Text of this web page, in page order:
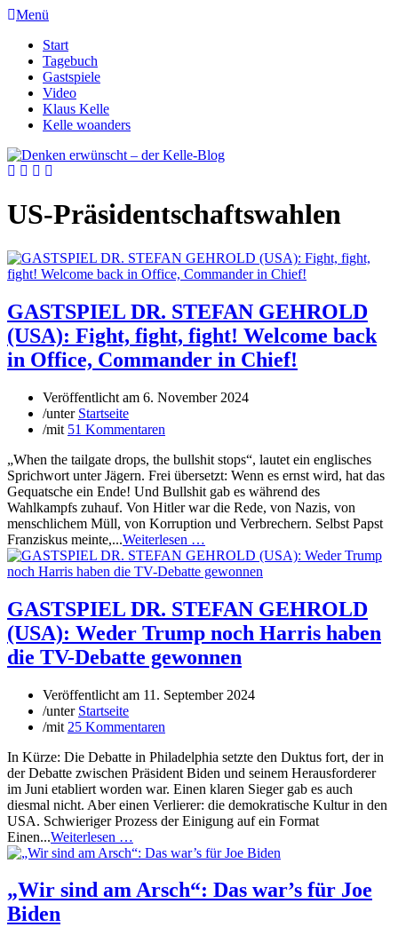
Menü
Start
Tagebuch
Gastspiele
Video
Klaus Kelle
Kelle woanders
US-Präsidentschaftswahlen
GASTSPIEL DR. STEFAN GEHROLD
(USA): Fight, fight, fight! Welcome back
in Office, Commander in Chief!
Veröffentlicht am 6. November 2024
/unter Startseite
/mit 51 Kommentaren
„When the tailgate drops, the bullshit stops“, lautet ein englisches
Sprichwort unter Jägern. Frei übersetzt: Wenn es ernst wird, hat das
Gequatsche ein Ende! Und Bullshit gab es während des
Wahlkampfs zuhauf. Von Hitler war die Rede, von Nazis, von
menschlichem Müll, von Korruption und Verbrechern. Selbst Papst
Franziskus meinte,...Weiterlesen …
GASTSPIEL DR. STEFAN GEHROLD
(USA): Weder Trump noch Harris haben
die TV-Debatte gewonnen
Veröffentlicht am 11. September 2024
/unter Startseite
/mit 25 Kommentaren
In Kürze: Die Debatte in Philadelphia setzte den Duktus fort, der in
der Debatte zwischen Präsident Biden und seinem Herausforderer
im Juni etabliert worden war. Einen klaren Sieger gab es auch
diesmal nicht. Aber einen Verlierer: die demokratische Kultur in den
USA. Schwieriger Prozess der Einigung auf ein Format
Einen...Weiterlesen …
„Wir sind am Arsch“: Das war’s für Joe
Biden